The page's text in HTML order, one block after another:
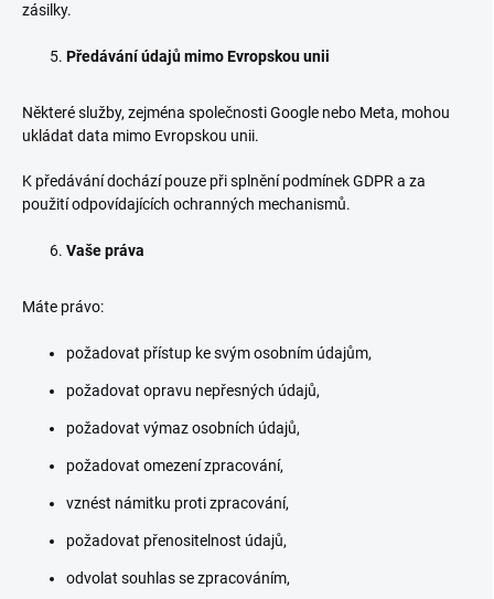
zásilky.
Předávání údajů mimo Evropskou unii
Některé služby, zejména společnosti Google nebo Meta, mohou
ukládat data mimo Evropskou unii.
K předávání dochází pouze při splnění podmínek GDPR a za
použití odpovídajících ochranných mechanismů.
Vaše práva
Máte právo:
požadovat přístup ke svým osobním údajům,
požadovat opravu nepřesných údajů,
požadovat výmaz osobních údajů,
požadovat omezení zpracování,
vznést námitku proti zpracování,
požadovat přenositelnost údajů,
odvolat souhlas se zpracováním,